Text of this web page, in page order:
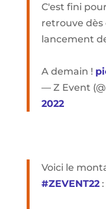
C'est fini
retrouve dès
lancement
A demain !
— Z Event
2022
Voici le
#ZEVENT22: